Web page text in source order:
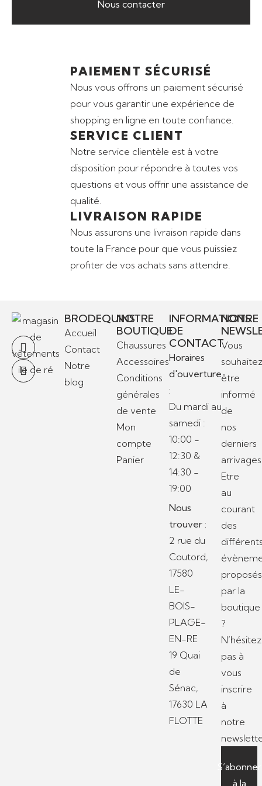
Nous contacter
PAIEMENT SÉCURISÉ
Nous vous offrons un paiement sécurisé
pour vous garantir une expérience de
shopping en ligne en toute confiance.
SERVICE CLIENT
Notre service clientèle est à votre
disposition pour répondre à toutes vos
questions et vous offrir une assistance de
qualité.
LIVRAISON RAPIDE
Nous assurons une livraison rapide dans
toute la France pour que vous puissiez
profiter de vos achats sans attendre.
BRODEQUINS
Accueil
Contact
Notre
blog
NOTRE
BOUTIQUE
Chaussures
Accessoires
Conditions
générales
de vente
Mon
compte
Panier
INFORMATIONS
DE
CONTACT
Horaires
d'ouverture
:
Du mardi au
samedi :
10:00 -
12:30 &
14:30 -
19:00
Nous
trouver :
2 rue du
Coutord,
17580
LE-
BOIS-
PLAGE-
EN-RE
19 Quai
de
Sénac,
17630 LA
FLOTTE
NOTRE
Vous
être
informé
de
nos
derniers
Etre
au
courant
des
proposés
par la
boutique
?
N’hésitez
pas à
vous
inscrire
à
notre
S’abonner
à la